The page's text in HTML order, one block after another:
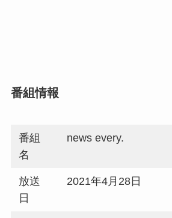
番組情報
番組
名
news every.
放送
日
2021年4月28日